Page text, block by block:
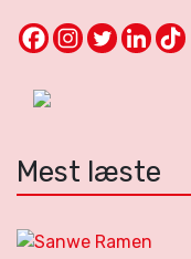
Mest læste